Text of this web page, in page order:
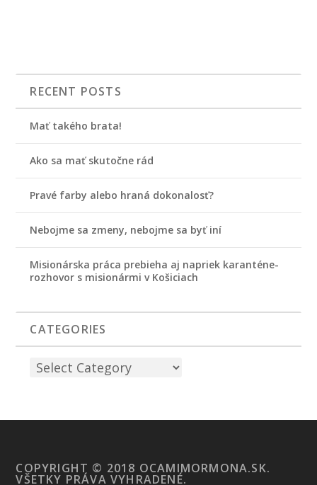
RECENT POSTS
Mať takého brata!
Ako sa mať skutočne rád
Pravé farby alebo hraná dokonalosť?
Nebojme sa zmeny, nebojme sa byť iní
Misionárska práca prebieha aj napriek karanténe-
rozhovor s misionármi v Košiciach
CATEGORIES
COPYRIGHT © 2018 OCAMIMORMONA.SK.
VŠETKY PRÁVA VYHRADENÉ.